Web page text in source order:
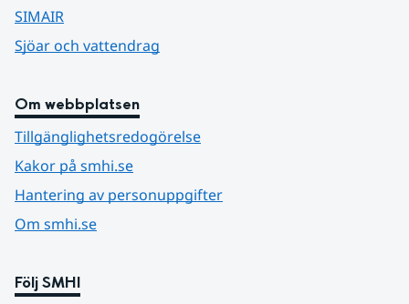
SIMAIR
Sjöar och vattendrag
Om webbplatsen
Tillgänglighetsredogörelse
Kakor på smhi.se
Hantering av personuppgifter
Om smhi.se
Följ SMHI